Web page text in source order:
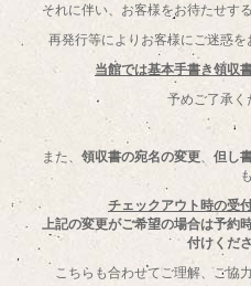
それに伴い、お客様をお待たせす
再発行等によりお客様にご迷惑
当館では基本手書き領収
予めご了承く
また、 領収書の宛名の変更、 但し
も
チェックアウト時の受
上記の変更がご希望の場合は予約
付けくだ
こちらも合わせてご理解、ご協